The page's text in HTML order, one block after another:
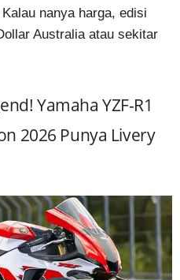
nanya harga, edisi
Australia atau sekitar
Yamaha YZF-R1
2026 Punya Livery